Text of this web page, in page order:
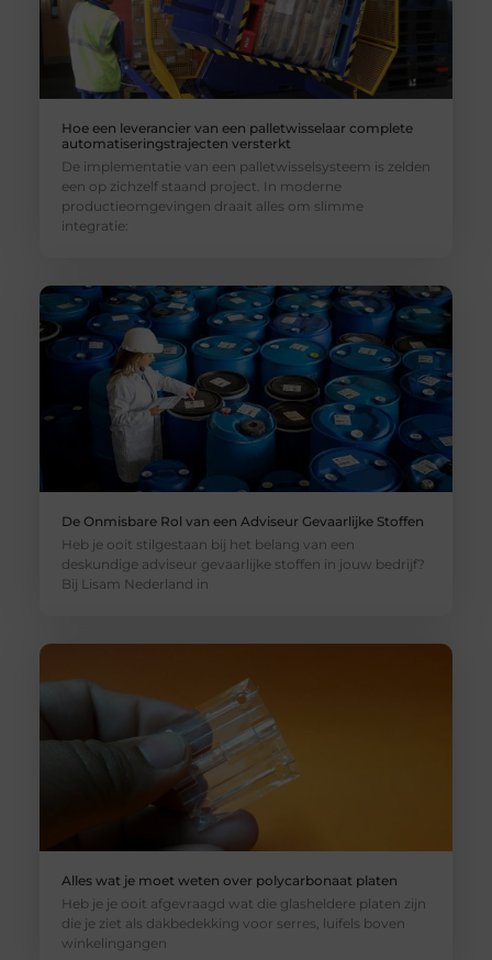
Hoe een leverancier van een palletwisselaar complete
automatiseringstrajecten versterkt
De implementatie van een palletwisselsysteem is zelden
een op zichzelf staand project. In moderne
productieomgevingen draait alles om slimme
integratie:
De Onmisbare Rol van een Adviseur Gevaarlijke Stoffen
Heb je ooit stilgestaan bij het belang van een
deskundige adviseur gevaarlijke stoffen in jouw bedrijf?
Bij Lisam Nederland in
Alles wat je moet weten over polycarbonaat platen
Heb je je ooit afgevraagd wat die glasheldere platen zijn
die je ziet als dakbedekking voor serres, luifels boven
winkelingangen